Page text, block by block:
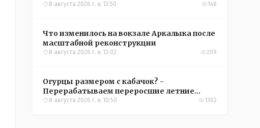
8 августа 2026 г. в 13:50 148
Что изменилось на вокзале Аркалыка после
масштабной реконструкции
8 августа 2026 г. в 13:02 209
Огурцы размером с кабачок? -
Перерабатываем переросшие летние
овощи, чтобы вкусно съесть зимой
8 августа 2026 г. в 10:50 1302